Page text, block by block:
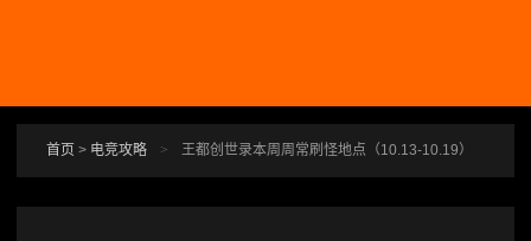
首页 > 电竞攻略 > 王都创世录本周周常刷怪地点（10.13-10.19）